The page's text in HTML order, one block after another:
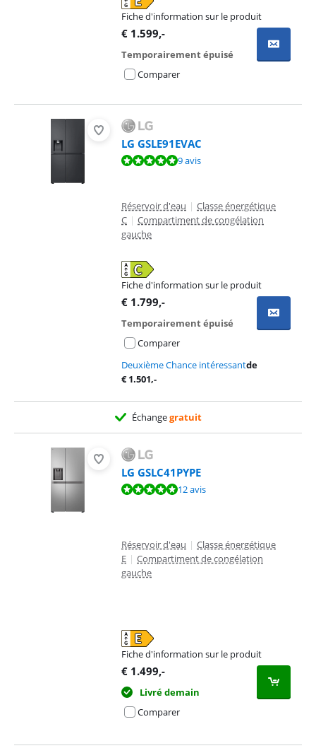
Fiche d'information sur le produit
s'ouvre dans un nouvel onglet
€ 1.599,-
Temporairement épuisé
Comparer
LG GSLE91EVAC
La note est de 9,7 sur 10, basée sur 9 avis.9 avis
Réservoir d'eau | Classe énergétique
C | Compartiment de congélation
gauche
Fiche d'information sur le produit
s'ouvre dans un nouvel onglet
€ 1.799,-
Temporairement épuisé
Comparer
Deuxième Chance intéressantde
€1.501,-
Échangegratuit
LG GSLC41PYPE
La note est de 9,5 sur 10, basée sur 12 avis.12 avis
Réservoir d'eau | Classe énergétique
E | Compartiment de congélation
gauche
Fiche d'information sur le produit
s'ouvre dans un nouvel onglet
€ 1.499,-
Livré demain
Comparer